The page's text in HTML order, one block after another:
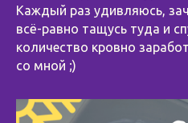
Каждый раз удивляюсь,
всё-равно тащусь туда и
количество кровно
со мной ;)